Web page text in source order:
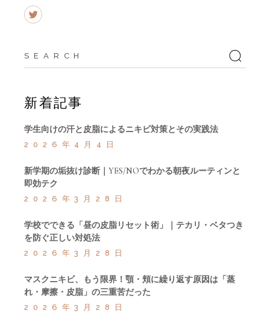
Search
for:
新着記事
学生向けの汗と皮脂によるニキビ対策とその実践法
2026年4月4日
新学期の垢抜け診断｜YES/NOでわかる朝夜ルーティンと
即効テク
2026年3月28日
学校でできる「昼の皮脂リセット術」｜テカリ・ベタつき
を防ぐ正しい対処法
2026年3月28日
マスクニキビ、もう限界！顎・頬に繰り返す原因は「蒸
れ・摩擦・皮脂」の三重苦だった
2026年3月28日